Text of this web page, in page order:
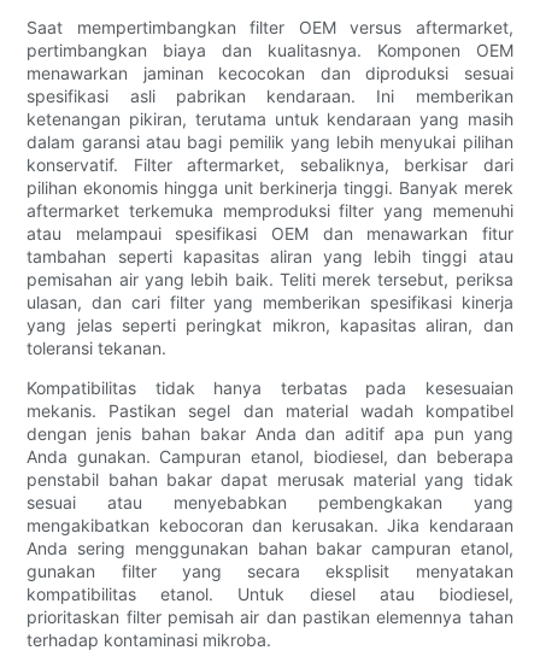
Saat mempertimbangkan filter OEM versus aftermarket,
pertimbangkan biaya dan kualitasnya. Komponen OEM
menawarkan jaminan kecocokan dan diproduksi sesuai
spesifikasi asli pabrikan kendaraan. Ini memberikan
ketenangan pikiran, terutama untuk kendaraan yang masih
dalam garansi atau bagi pemilik yang lebih menyukai pilihan
konservatif. Filter aftermarket, sebaliknya, berkisar dari
pilihan ekonomis hingga unit berkinerja tinggi. Banyak merek
aftermarket terkemuka memproduksi filter yang memenuhi
atau melampaui spesifikasi OEM dan menawarkan fitur
tambahan seperti kapasitas aliran yang lebih tinggi atau
pemisahan air yang lebih baik. Teliti merek tersebut, periksa
ulasan, dan cari filter yang memberikan spesifikasi kinerja
yang jelas seperti peringkat mikron, kapasitas aliran, dan
toleransi tekanan.
Kompatibilitas tidak hanya terbatas pada kesesuaian
mekanis. Pastikan segel dan material wadah kompatibel
dengan jenis bahan bakar Anda dan aditif apa pun yang
Anda gunakan. Campuran etanol, biodiesel, dan beberapa
penstabil bahan bakar dapat merusak material yang tidak
sesuai atau menyebabkan pembengkakan yang
mengakibatkan kebocoran dan kerusakan. Jika kendaraan
Anda sering menggunakan bahan bakar campuran etanol,
gunakan filter yang secara eksplisit menyatakan
kompatibilitas etanol. Untuk diesel atau biodiesel,
prioritaskan filter pemisah air dan pastikan elemennya tahan
terhadap kontaminasi mikroba.